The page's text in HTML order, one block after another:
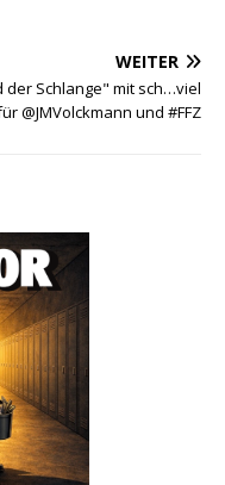
WEITER
der Schlange" mit sch…viel
@JMVolckmann und #FFZ